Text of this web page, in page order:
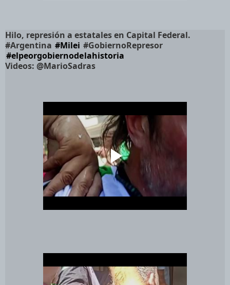
Hilo, represión a estatales en Capital Federal.
#Argentina #Milei #GobiernoRepresor
#elpeorgobiernodelahistoria
Videos: @MarioSadras